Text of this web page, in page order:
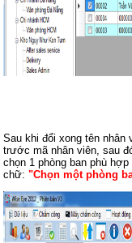
Sau khi đổi xong tên nhân
trước mã nhân viên, sau
chọn 1 phòng ban phù
chữ:"Chọn một phòng